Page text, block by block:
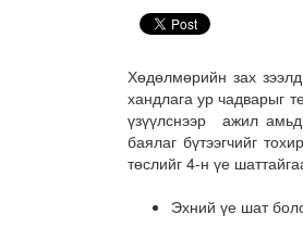
Хөдөлмөрийн зах
хандлага ур чадварыг
үзүүлснээр ажил
баялаг бүтээгчийг
төслийг 4-н үе
Эхний үе шат